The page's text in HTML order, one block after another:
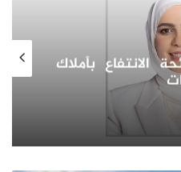
سوق العقارات في
استكشاف آفاق النمو
واتجاهات الطلب للعقارات
الاقتصادي